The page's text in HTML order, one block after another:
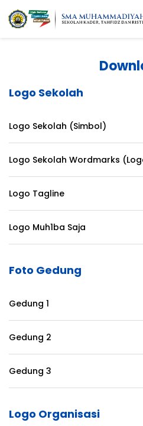
Logo Sekolah
Logo Sekolah (Simbol)
Logo Sekolah Wordmarks
Logo Tagline
Logo Muh1ba Saja
Foto Gedung
Gedung 1
Gedung 2
Gedung 3
Logo Organisasi